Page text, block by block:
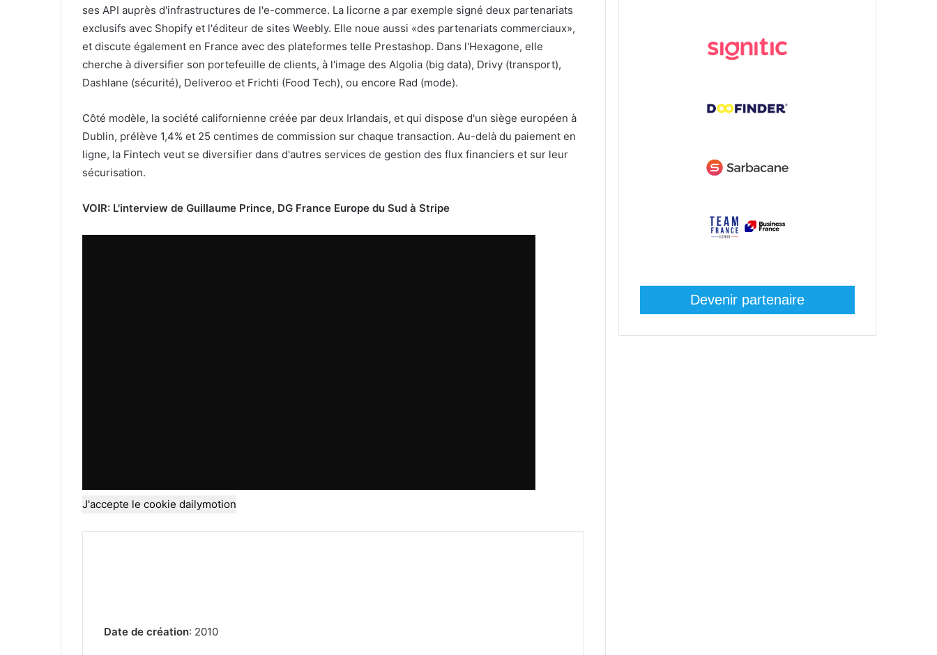
ses API auprès d'infrastructures de l'e-commerce. La licorne a par exemple signé deux partenariats
exclusifs avec Shopify et l'éditeur de sites Weebly. Elle noue aussi «des partenariats commerciaux»,
et discute également en France avec des plateformes telle Prestashop. Dans l'Hexagone, elle
cherche à diversifier son portefeuille de clients, à l'image des Algolia (big data), Drivy (transport),
Dashlane (sécurité), Deliveroo et Frichti (Food Tech), ou encore Rad (mode).
Côté modèle, la société californienne créée par deux Irlandais, et qui dispose d'un siège européen à
Dublin, prélève 1,4% et 25 centimes de commission sur chaque transaction. Au-delà du paiement en
ligne, la Fintech veut se diversifier dans d'autres services de gestion des flux financiers et sur leur
sécurisation.
VOIR: L'interview de Guillaume Prince, DG France Europe du Sud à Stripe
J'accepte le cookie dailymotion
Date de création: 2010
Devenir partenaire